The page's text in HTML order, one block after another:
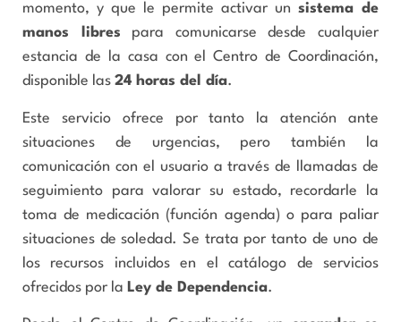
momento, y que le permite activar un sistema de
manos libres para comunicarse desde cualquier
estancia de la casa con el Centro de Coordinación,
disponible las 24 horas del día.
Este servicio ofrece por tanto la atención ante
situaciones de urgencias, pero también la
comunicación con el usuario a través de llamadas de
seguimiento para valorar su estado, recordarle la
toma de medicación (función agenda) o para paliar
situaciones de soledad. Se trata por tanto de uno de
los recursos incluidos en el catálogo de servicios
ofrecidos por la Ley de Dependencia.